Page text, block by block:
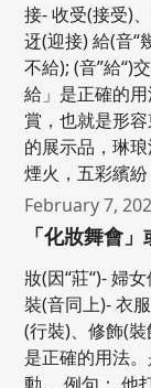
接- 收受(接受)
迓(迎接) 給(音“
不給); (音”給“)
給」是正確的
賞，也就是形
的展示品，琳
煙火，五彩繽紛
February 7,
「化妝舞會
妝(因“莊“)- 婦
裝(音同上)- 衣
(行裝)、修飾(
是正確的用法